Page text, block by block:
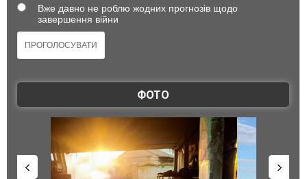
Вже давно не роблю жодних прогнозів щодо
завершення війни
ФОТО